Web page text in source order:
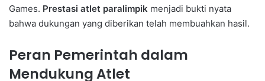
Games. Prestasi atlet paralimpik menjadi bukti nyata
bahwa dukungan yang diberikan telah membuahkan hasil.
Peran Pemerintah dalam
Mendukung Atlet